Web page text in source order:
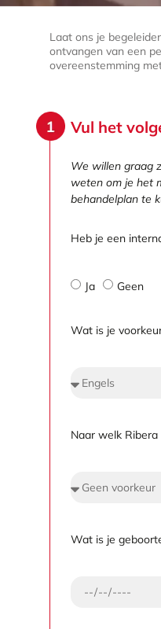
Laat ons je
ontvangen van een
overeenstemming
Vul het
We willen graag
weten om je het
behandelplan te
Heb je een
Ja Geen
Wat is je
Naar welk
Wat is je